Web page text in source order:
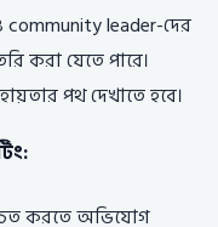
leader-দের
করা যেতে পারে।
পথ দেখাতে হবে।
করতে অভিযোগ